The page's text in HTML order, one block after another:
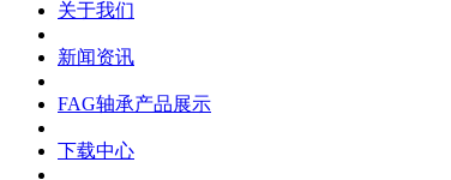
关于我们
新闻资讯
FAG轴承产品展示
下载中心